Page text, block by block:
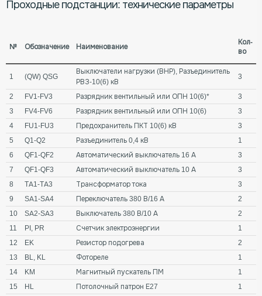
Проходные подстанции: технические параметры
№ Обозначение Наименование
Кол-
во
1 (QW) QSG
Выключатели нагрузки (ВНР), Разъединитель
РВЗ-10(6) кВ
3
2 FV1-FV3 Разрядник вентильный или ОПН 10(6)*
3
3
FV4-FV6 Разрядник вентильный или ОПН 10(6)
3
4
FU1-FU3 Предохранитель ПКТ 10(6) кВ
3
5
Q1-Q2 Разъединитель 0,4 кВ
1
6
QF1-QF2 Автоматический выключатель 16 А
3
7
QF1-QF3 Автоматический выключатель 10 А
3
8
TA1-TA3 Трансформатор тока
3
9
SA1-SA4 Переключатель 380 В/16 А
2
10
SA2-SA3 Выключатель 380 В/10 А
2
11
PI, PR Счетчик электроэнергии
1
12
EK Резистор подогрева
2
13
BL, KL Фотореле
1
14
KM Магнитный пускатель ПМ
1
15
HL Потолочный патрон Е27
1